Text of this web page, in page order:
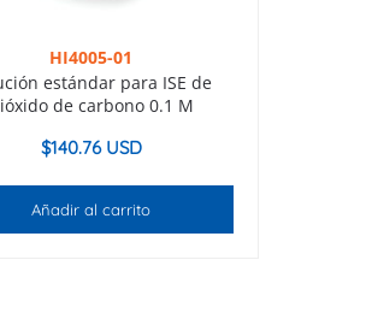
HI4005-01
estándar para ISE de
de carbono 0.1 M
$140.76 USD
Añadir al carrito